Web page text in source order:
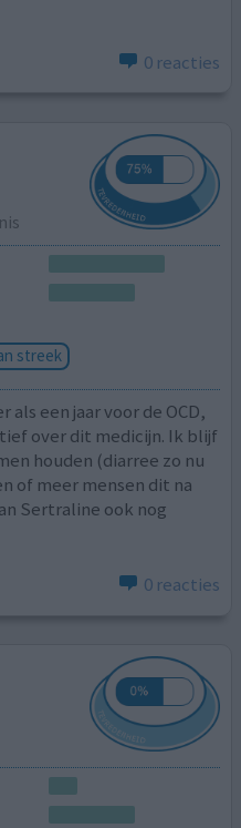
0 reacties
streek
een jaar voor de OCD,
over dit medicijn. Ik blijf
houden (diarree zo nu
of meer mensen dit na
Sertraline ook nog
0 reacties